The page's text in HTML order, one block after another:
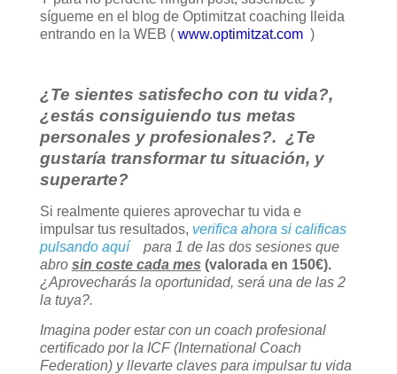
sígueme en el blog de Optimitzat coaching lleida
entrando en la WEB ( www.optimitzat.com)
¿Te sientes satisfecho con tu vida?,
¿estás consiguiendo tus metas
personales y profesionales?. ¿Te
gustaría transformar tu situación, y
superarte?
Si realmente quieres aprovechar tu vida e
impulsar tus resultados, verifica ahora si calificas
pulsando aquípara 1 de las dos sesiones que
abro sin coste cada mes (valorada en 150€).
¿Aprovecharás la oportunidad, será una de las 2
la tuya?.
Imagina poder estar con un coach profesional
certificado por la ICF (International Coach
Federation) y llevarte claves para impulsar tu vida